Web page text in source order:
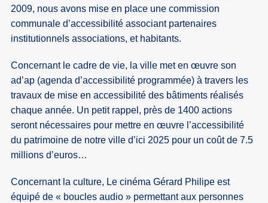
2009, nous avons mise en place une commission
communale d’accessibilité associant partenaires
institutionnels associations, et habitants.
Concernant le cadre de vie, la ville met en œuvre son
ad’ap (agenda d’accessibilité programmée) à travers les
travaux de mise en accessibilité des bâtiments réalisés
chaque année. Un petit rappel, près de 1400 actions
seront nécessaires pour mettre en œuvre l’accessibilité
du patrimoine de notre ville d’ici 2025 pour un coût de 7.5
millions d’euros…
Concernant la culture, Le cinéma Gérard Philipe est
équipé de « boucles audio » permettant aux personnes